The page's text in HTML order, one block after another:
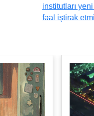
institutları
fəal iştirak